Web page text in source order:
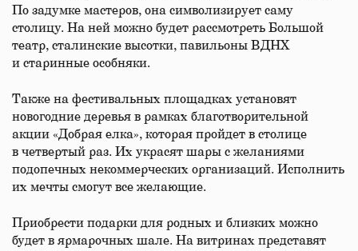
По задумке мастеров, она символизирует саму
столицу. На ней можно будет рассмотреть Большой
театр, сталинские высотки, павильоны ВДНХ
и старинные особняки.
Также на фестивальных площадках установят
новогодние деревья в рамках благотворительной
акции «Добрая елка», которая пройдет в столице
в четвертый раз. Их украсят шары с желаниями
подопечных некоммерческих организаций. Исполнить
их мечты смогут все желающие.
Приобрести подарки для родных и близких можно
будет в ярмарочных шале. На витринах представят